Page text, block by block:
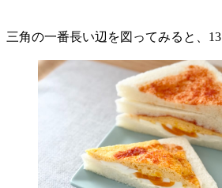
三角の一番長い辺を図ってみると、